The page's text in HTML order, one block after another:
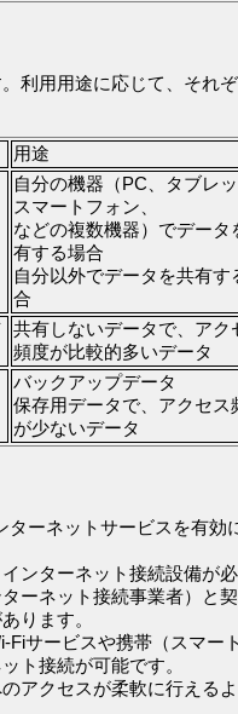
利用用途に応じて、それ
用途
自分の機器（PC、タブレ
スマートフォン、
などの複数機器）でデータ
有する場合
自分以外でデータを共有す
合
共有しないデータで、アク
頻度が比較的多いデータ
バックアップデータ
保存用データで、アクセス
が少ないデータ
ターネットサービスを有効
ンターネット接続設備が
ーネット接続事業者）と
ります。
Fiサービスや携帯（スマー
ト接続が可能です。
アクセスが柔軟に行える